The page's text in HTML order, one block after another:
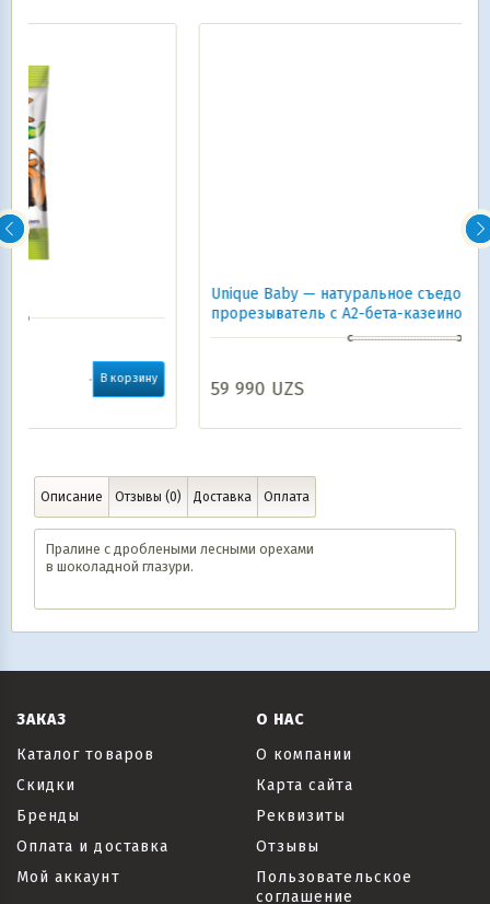
Unique Baby — натуральное съедобное печенье-
прорезыватель с A2-бета-казеином 6мес 100гр
59 990UZS
Описание Отзывы (0) Доставка Оплата
Пралине с дроблеными лесными орехами
в шоколадной глазури.
ЗАКАЗ
Каталог товаров
Скидки
Бренды
Оплата и доставка
Мой аккаунт
О НАС
О компании
Карта сайта
Реквизиты
Отзывы
Пользовательское
соглашение